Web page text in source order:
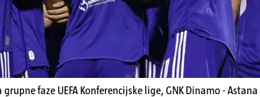
faze UEFA Konferencijske lige, GNK Dinamo - Astana |